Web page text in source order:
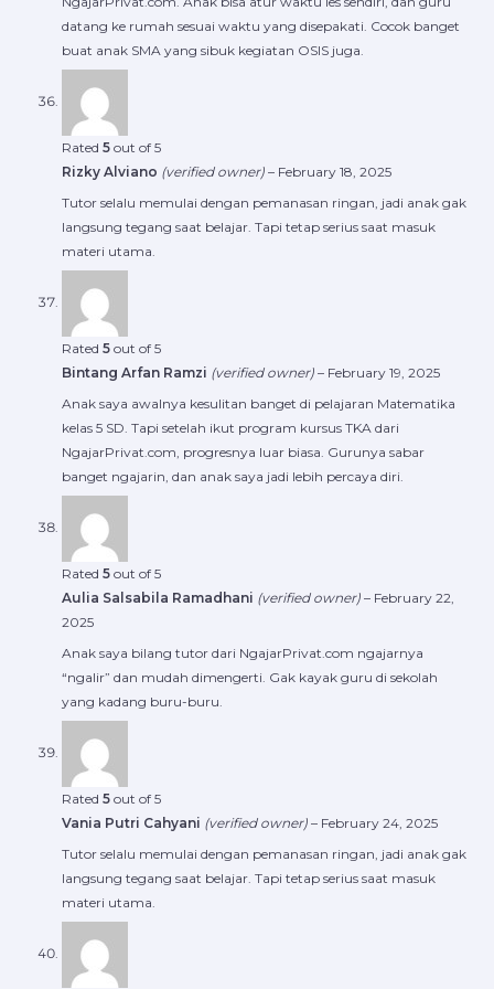
datang ke rumah sesuai waktu yang disepakati. Cocok banget
buat anak SMA yang sibuk kegiatan OSIS juga.
Rated 5 out of 5
Rizky Alviano (verified owner) – February 18, 2025
Tutor selalu memulai dengan pemanasan ringan, jadi anak gak
langsung tegang saat belajar. Tapi tetap serius saat masuk
materi utama.
Rated 5 out of 5
Bintang Arfan Ramzi (verified owner) – February 19, 2025
Anak saya awalnya kesulitan banget di pelajaran Matematika
kelas 5 SD. Tapi setelah ikut program kursus TKA dari
NgajarPrivat.com, progresnya luar biasa. Gurunya sabar
banget ngajarin, dan anak saya jadi lebih percaya diri.
Rated 5 out of 5
Aulia Salsabila Ramadhani (verified owner) – February 22,
2025
Anak saya bilang tutor dari NgajarPrivat.com ngajarnya
“ngalir” dan mudah dimengerti. Gak kayak guru di sekolah
yang kadang buru-buru.
Rated 5 out of 5
Vania Putri Cahyani (verified owner) – February 24, 2025
Tutor selalu memulai dengan pemanasan ringan, jadi anak gak
langsung tegang saat belajar. Tapi tetap serius saat masuk
materi utama.